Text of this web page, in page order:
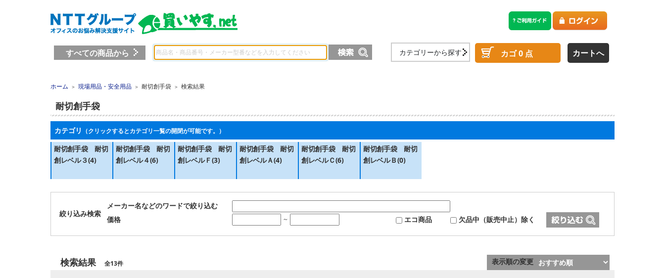
すべての商品から カテゴリーから探す カゴ0 点 カートへ
ホーム ＞ 現場用品・安全用品 ＞ 耐切創手袋 ＞ 検索結果
耐切創手袋
カテゴリ （クリックするとカテゴリ一覧の開閉が可能です。）
耐切創手袋　耐切
創レベル３(4)
耐切創手袋　耐切
創レベル４(6)
耐切創手袋　耐切
創レベルＦ(3)
耐切創手袋　耐切
創レベルＡ(4)
耐切創手袋　耐切
創レベルＣ(6)
耐切創手袋　耐切
創レベルＢ(0)
絞り込み検索
メーカー名などのワードで絞り込む
価格
～ エコ商品 欠品中（販売中止）除く
検索結果 全13件 表示順の変更